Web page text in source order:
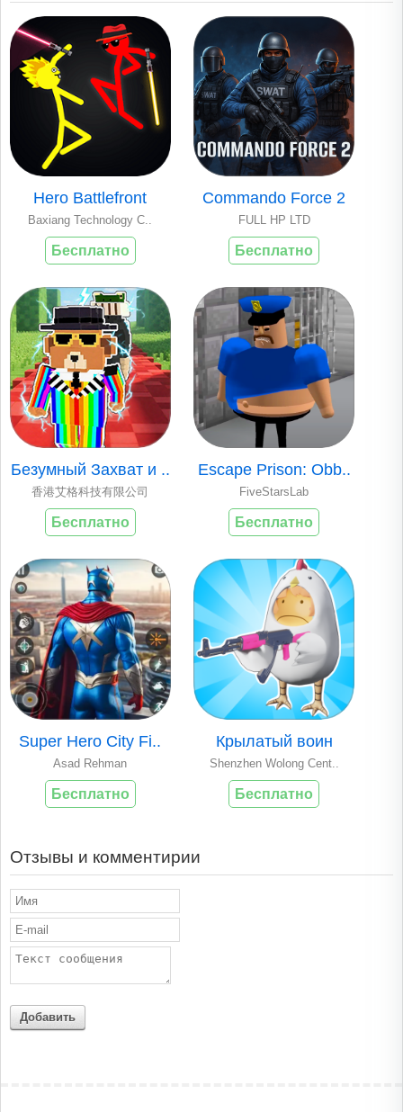
Hero Battlefront
Baxiang Technology C..
Бесплатно
Commando Force 2
FULL HP LTD
Бесплатно
Безумный Захват и ..
香港艾格科技有限公司
Бесплатно
Escape Prison: Obb..
FiveStarsLab
Бесплатно
Super Hero City Fi..
Asad Rehman
Бесплатно
Крылатый воин
Shenzhen Wolong Cent..
Бесплатно
Отзывы и комментирии
Добавить